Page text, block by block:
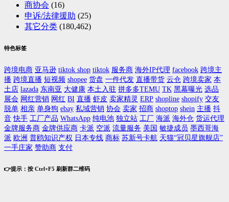
商协会 (16)
申诉/法律援助 (25)
其它分类 (180,462)
特色标签
跨境电商 亚马逊 tiktok shop tiktok 服务商 海外IP代理 facebook 跨境主
播 跨境直播 短视频 shopee 货盘 一件代发 直播带货 云仓 跨境卖家 本
土店 lazada 东南亚 大健康 本土入驻 拼多多TEMU TK 黑幕曝光 选品
展会 网红营销 网红 BI 直播 虾皮 卖家精灵 ERP shopline shopify 交友
脱单 相亲 单身狗 ebay 私域营销 协会 卖家 招商 shoptop shein 主播 抖
音 快手 工厂产品 WhatsApp 纯电池 独立站 工厂 海派 海外仓 货运代理
金牌服务商 金牌供应商 卡派 空派 流量服务 美国 敏捷成员 墨西哥海
派 欧洲 普鸥知识产权 日本专线 商标 苏新号卡航 天猫“冠贝星旗舰店”
一手庄家 赞助商 支付
👉提示：按 Ctrl+F5 刷新群二维码